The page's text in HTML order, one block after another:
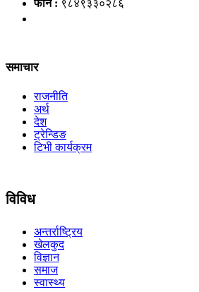
फोन : ९८४९३३०२८६
समाचार
राजनीति
अर्थ
देश
ट्रेन्डिङ
टिभी कार्यक्रम
विविध
अन्तर्राष्ट्रिय
खेलकुद
विज्ञान
समाज
स्वास्थ्य